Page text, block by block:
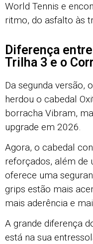
World Tennis e
ritmo, do asfalto às
Diferença
Trilha 3 e o
Da segunda versão,
herdou o cabedal
borracha Vibram,
upgrade em 2026.
Agora, o cabedal
reforçados, além de
oferece uma
grips estão mais
mais aderência e
A grande diferença
está na sua